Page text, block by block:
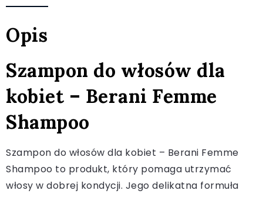
Opis
Szampon do włosów dla
kobiet – Berani Femme
Shampoo
Szampon do włosów dla kobiet – Berani Femme
Shampoo to produkt, który pomaga utrzymać
włosy w dobrej kondycji. Jego delikatna formuła